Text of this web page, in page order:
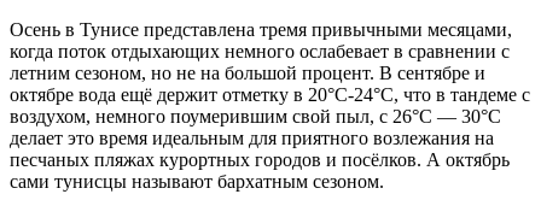
Осень в Тунисе представлена тремя привычными месяцами,
когда поток отдыхающих немного ослабевает в сравнении с
летним сезоном, но не на большой процент. В сентябре и
октябре вода ещё держит отметку в 20°C-24°C, что в тандеме с
воздухом, немного поумерившим свой пыл, с 26°C — 30°C
делает это время идеальным для приятного возлежания на
песчаных пляжах курортных городов и посёлков. А октябрь
сами тунисцы называют бархатным сезоном.